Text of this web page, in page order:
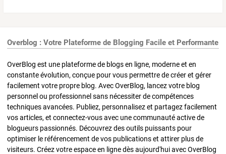
Overblog : Votre Plateforme de Blogging Facile et Performante
OverBlog est une plateforme de blogs en ligne, moderne et en
constante évolution, conçue pour vous permettre de créer et gérer
facilement votre propre blog. Avec OverBlog, lancez votre blog
personnel ou professionnel sans nécessiter de compétences
techniques avancées. Publiez, personnalisez et partagez facilement
vos articles, et connectez-vous avec une communauté active de
blogueurs passionnés. Découvrez des outils puissants pour
optimiser le référencement de vos publications et attirer plus de
visiteurs. Créez votre espace en ligne dès aujourd'hui avec OverBlog